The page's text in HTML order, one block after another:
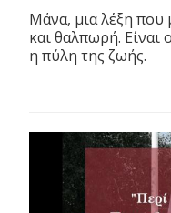
Μάνα, μια λέξη που
και θαλπωρή. Είναι
η πύλη της ζωής.